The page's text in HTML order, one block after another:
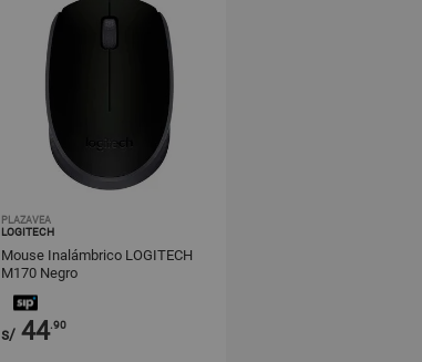
PLAZAVEA
LOGITECH
Mouse Inalámbrico LOGITECH
M170 Negro
s/ 44.90